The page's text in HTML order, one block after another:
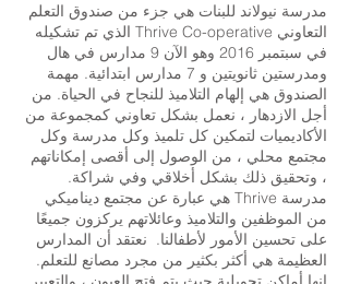
مدرسة نيولاند للبنات هي جزء من صندوق التعلم
التعاوني Thrive Co-operative الذي تم تشكيله
في سبتمبر 2016 وهو الآن 9 مدارس في هال
ومدرستين ثانويتين و 7 مدارس ابتدائية. مهمة
الصندوق هي إلهام التلاميذ للنجاح في الحياة. من
أجل الازدهار ، نعمل بشكل تعاوني كمجموعة من
الأكاديميات لتمكين كل تلميذ وكل مدرسة وكل
مجتمع محلي ، من الوصول إلى أقصى إمكاناتهم
، وتحقيق ذلك بشكل أخلاقي وفي شراكة.
مدرسة Thrive هي عبارة عن مجتمع ديناميكي
من الموظفين والتلاميذ وعائلاتهم يركزون جميعًا
على تحسين الأمور لأطفالنا. نعتقد أن المدارس
العظيمة هي أكثر بكثير من مجرد مصانع للتعلم.